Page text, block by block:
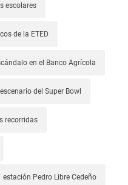
escolares
de la ETED
en el Banco Agrícola
escenario del Super Bowl
recorridas
estación Pedro Libre Cedeño